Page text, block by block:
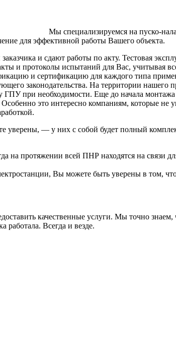
Мы специализируемся на пуско-
для эффективной работы Вашего объекта.
и сдают работы по акту. Тестовая
и протоколы испытаний для Вас, учитывая
и сертификацию для каждого типа
законодательства. На территории нашего
при необходимости. Еще до начала
это интересно компаниям, которые
уверены, — у них с собой будет полный
на протяжении всей ПНР находятся на связи
Вы можете быть уверены в том,
качественные услуги. Мы точно
Всегда и везде.